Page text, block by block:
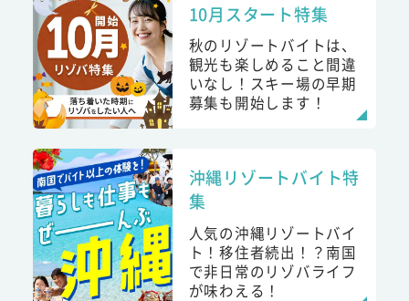
10月スタート特集
秋のリゾートバイトは、
観光も楽しめること間違
いなし！スキー場の早期
募集も開始します！
沖縄リゾートバイト特
集
人気の沖縄リゾートバイ
ト！移住者続出！？南国
で非日常のリゾバライフ
が味わえる！